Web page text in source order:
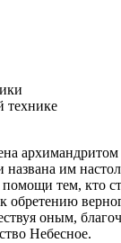
технике
им
помощи тем, кто
обретению
оным,
Небесное.